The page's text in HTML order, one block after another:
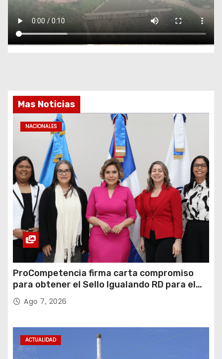
Mas Noticias
NACIONALES
ProCompetencia firma carta compromiso
para obtener el Sello Igualando RD para el
Sector Público
Ago 7, 2026
ACTUALIDAD